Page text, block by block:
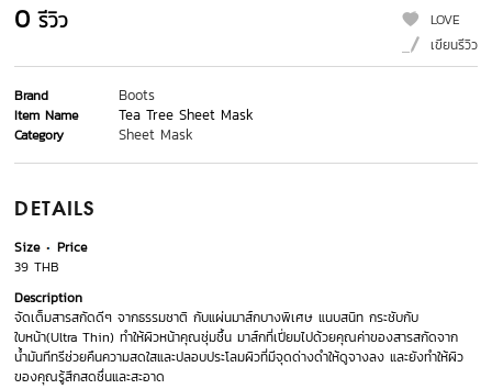
0 รีวิว
LOVE
เขียนรีวิว
Brand Boots
Item Name Tea Tree Sheet Mask
Category Sheet Mask
DETAILS
Size
Price
39 THB
Description
จัดเต็มสารสกัดดีๆ จากธรรมชาติ กับแผ่นมาส์กบางพิเศษ แนบสนิท กระชับกับ
ใบหน้า(Ultra Thin) ทำให้ผิวหน้าคุณชุ่มชื้น มาส์กที่เปี่ยมไปด้วยคุณค่าของสารสกัดจาก
น้ำมันทีทรีช่วยคืนความสดใสและปลอบประโลมผิวที่มีจุดด่างดำให้ดูจางลง และยังทำให้ผิว
ของคุณรู้สึกสดชื่นและสะอาด